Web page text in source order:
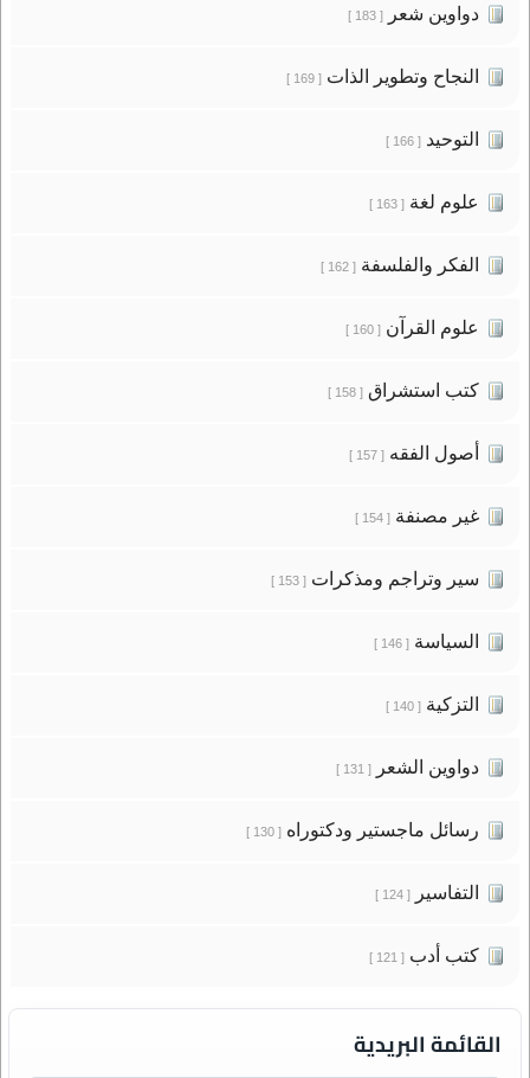
دواوين شعر[ 183 ]
النجاح وتطوير الذات[ 169 ]
التوحيد[ 166 ]
علوم لغة[ 163 ]
الفكر والفلسفة[ 162 ]
علوم القرآن[ 160 ]
كتب استشراق[ 158 ]
أصول الفقه[ 157 ]
غير مصنفة[ 154 ]
سير وتراجم ومذكرات[ 153 ]
السياسة[ 146 ]
التزكية[ 140 ]
دواوين الشعر[ 131 ]
رسائل ماجستير ودكتوراه[ 130 ]
التفاسير[ 124 ]
كتب أدب[ 121 ]
القائمة البريدية